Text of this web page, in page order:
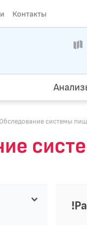
Контакты
Обследование системы